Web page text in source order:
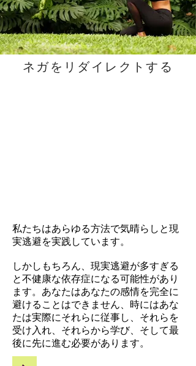
ネガをリダイレクトする
私たちはあらゆる方法で気晴らしと現
実逃避を実践しています。
しかしもちろん、現実逃避が多すぎる
と不健康な依存症になる可能性があり
ます。あなたはあなたの感情を完全に
避けることはできません、時にはあな
たは実際にそれらに従事し、それらを
受け入れ、それらから学び、そして最
後に先に進む必要があります。